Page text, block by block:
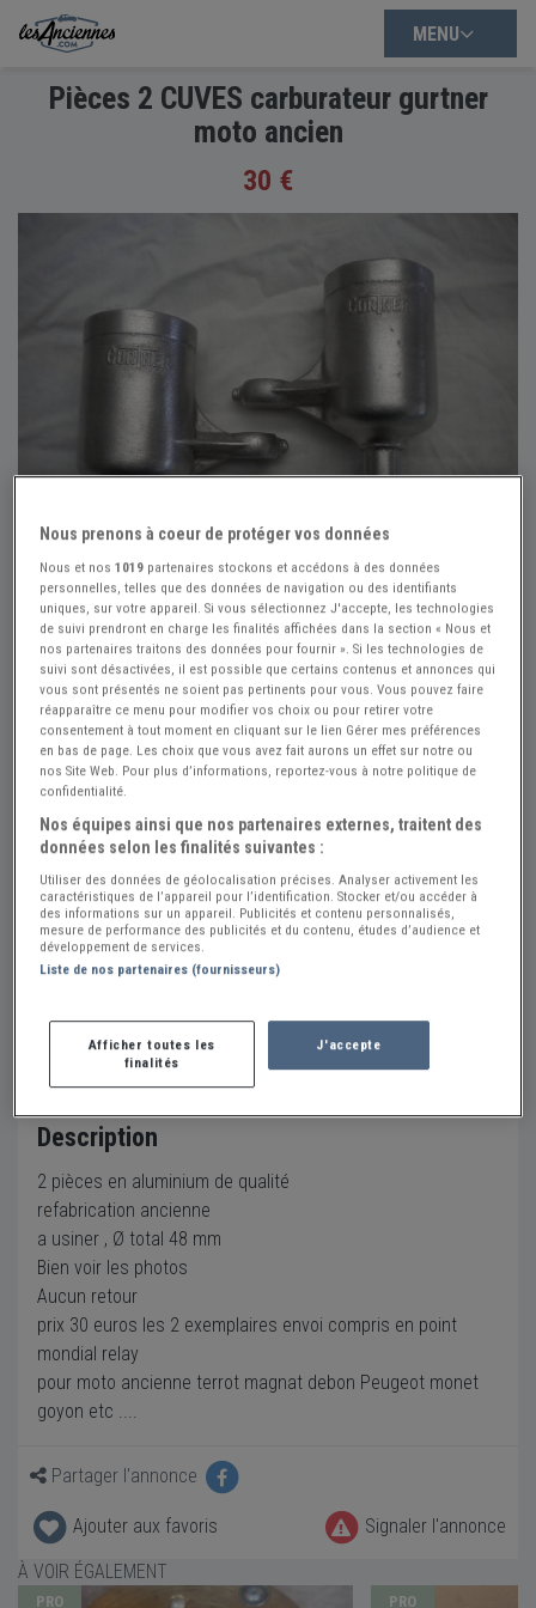
MENU
Pièces 2 CUVES carburateur gurtner
moto ancien
30 €
Réf : A720754 Actualisée le : 03/08/2026
Pièces 2 CUVES carburateur gurtner
moto ancien
30 €
Vendeur Particulier
Jura (39) - LONS-LE-SAUNIER (39000)
Envoyer un email
Description
2 pièces en aluminium de qualité
refabrication ancienne
a usiner , Ø total 48 mm
Bien voir les photos
Aucun retour
prix 30 euros les 2 exemplaires envoi compris en point
mondial relay
pour moto ancienne terrot magnat debon Peugeot monet
goyon etc ....
Partager l'annonce
Ajouter aux favoris
Signaler l'annonce
À VOIR ÉGALEMENT
PRO PRO
Nous prenons à coeur de protéger vos données
Nous et nos1019 partenaires stockons et accédons à des données
personnelles, telles que des données de navigation ou des identifiants
uniques, sur votre appareil. Si vous sélectionnez J'accepte, les technologies
de suivi prendront en charge les finalités affichées dans la section « Nous et
nos partenaires traitons des données pour fournir ». Si les technologies de
suivi sont désactivées, il est possible que certains contenus et annonces qui
vous sont présentés ne soient pas pertinents pour vous. Vous pouvez faire
réapparaître ce menu pour modifier vos choix ou pour retirer votre
consentement à tout moment en cliquant sur le lien Gérer mes préférences
en bas de page. Les choix que vous avez fait aurons un effet sur notre ou
nos Site Web. Pour plus d’informations, reportez-vous à notre politique de
confidentialité.
Nos équipes ainsi que nos partenaires externes, traitent des
données selon les finalités suivantes :
Utiliser des données de géolocalisation précises. Analyser activement les
caractéristiques de l’appareil pour l’identification. Stocker et/ou accéder à
des informations sur un appareil. Publicités et contenu personnalisés,
mesure de performance des publicités et du contenu, études d’audience et
développement de services.
Liste de nos partenaires (fournisseurs)
Afficher toutes les
finalités
J'accepte